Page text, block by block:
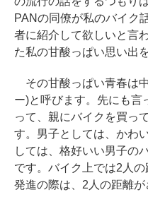
PANの同僚が私のバイク
者に紹介して欲しいと言
た私の甘酸っぱい思い出
その甘酸っぱい青春は
ー)と呼びます。先にも言
って、親にバイクを買っ
す。男子としては、かわ
しては、格好いい男子の
です。バイク上では2人
発進の際は、2人の距離が